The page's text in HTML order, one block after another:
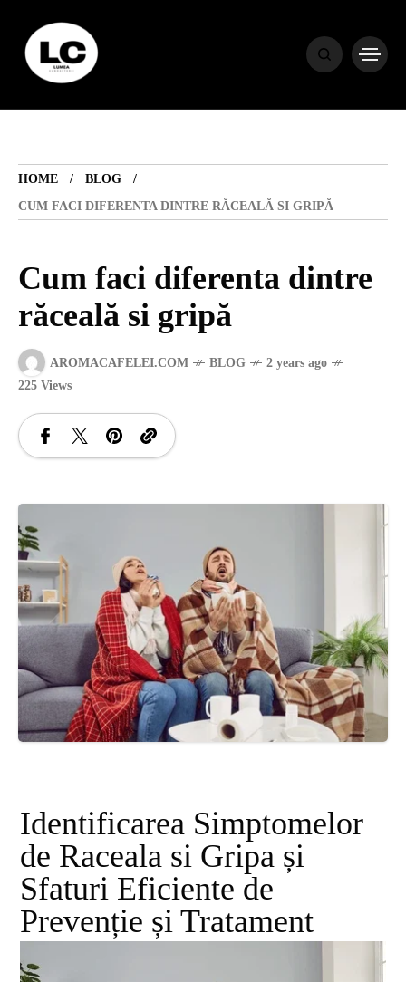
HOME
BLOG
CUM FACI DIFERENTA DINTRE RĂCEALĂ SI GRIPĂ
Cum faci diferenta dintre
răceală si gripă
AROMACAFELEI.COM BLOG
2 years ago
225 Views
Identificarea Simptomelor
de Raceala si Gripa și
Sfaturi Eficiente de
Prevenție și Tratament
HOME
BLOG
HOROSCOP
ENGLISH
CONTENT
TRAVEL
SANATATE
SI
INGRIJIRE
ISTORIE
NATURĂ
STIRI
ȘTIINȚA
ANIMALE
OAMENI